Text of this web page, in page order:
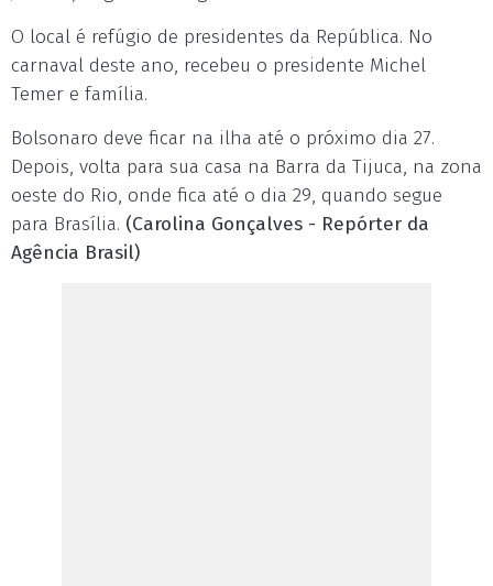
O local é refúgio de presidentes da República. No
carnaval deste ano, recebeu o presidente Michel
Temer e família.
Bolsonaro deve ficar na ilha até o próximo dia 27.
Depois, volta para sua casa na Barra da Tijuca, na zona
oeste do Rio, onde fica até o dia 29, quando segue
para Brasília. (Carolina Gonçalves - Repórter da
Agência Brasil)